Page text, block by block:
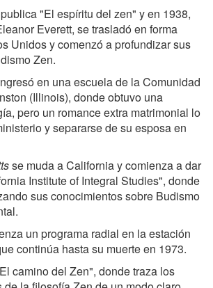
"El espíritu del zen" y en 1938,
Everett, se trasladó en forma
Unidos y comenzó a profundizar sus
Zen.
en una escuela de la Comunidad
(Illinois), donde obtuvo una
pero un romance extra matrimonial lo
y separarse de su esposa en
se muda a California y comienza a dar
Institute of Integral Studies", donde
sus conocimientos sobre Budismo
un programa radial en la estación
continúa hasta su muerte en 1973.
camino del Zen", donde traza los